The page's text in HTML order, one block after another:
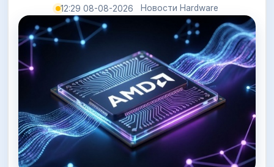
12:29 08-08-2026 Новости Hardware